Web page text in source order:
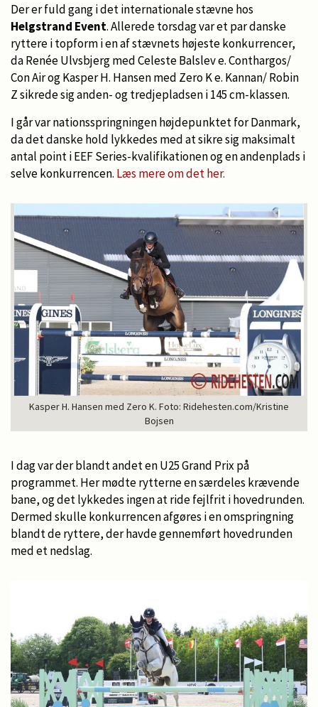
Der er fuld gang i det internationale stævne hos
Helgstrand Event. Allerede torsdag var et par danske
ryttere i topform i en af stævnets højeste konkurrencer,
da Renée Ulvsbjerg med Celeste Balslev e. Conthargos/
Con Air og Kasper H. Hansen med Zero K e. Kannan/ Robin
Z sikrede sig anden- og tredjepladsen i 145 cm-klassen.
I går var nationsspringningen højdepunktet for Danmark,
da det danske hold lykkedes med at sikre sig maksimalt
antal point i EEF Series-kvalifikationen og en andenplads i
selve konkurrencen. Læs mere om det her.
Kasper H. Hansen med Zero K. Foto: Ridehesten.com/Kristine
Bojsen
I dag var der blandt andet en U25 Grand Prix på
programmet. Her mødte rytterne en særdeles krævende
bane, og det lykkedes ingen at ride fejlfrit i hovedrunden.
Dermed skulle konkurrencen afgøres i en omspringning
blandt de ryttere, der havde gennemført hovedrunden
med et nedslag.